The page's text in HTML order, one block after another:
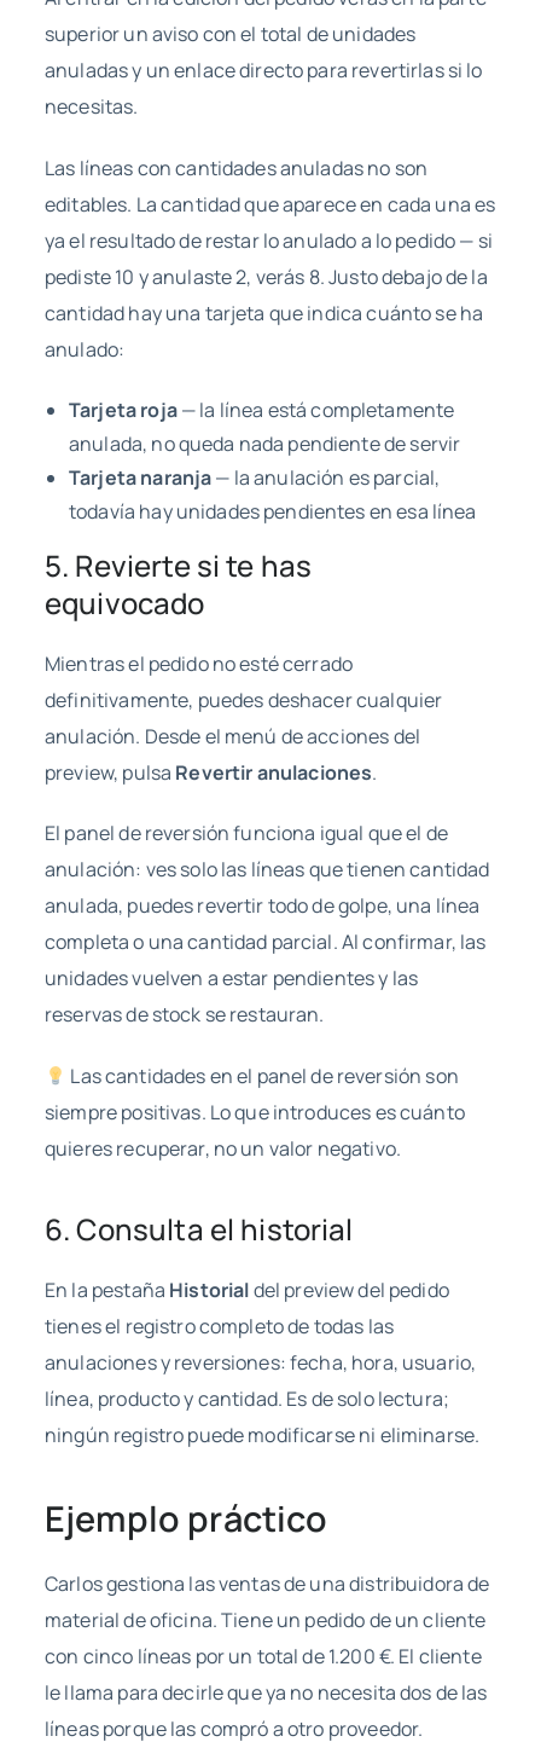
superior un aviso con el total de unidades
anuladas y un enlace directo para revertirlas si lo
necesitas.
Las líneas con cantidades anuladas no son
editables. La cantidad que aparece en cada una es
ya el resultado de restar lo anulado a lo pedido — si
pediste 10 y anulaste 2, verás 8. Justo debajo de la
cantidad hay una tarjeta que indica cuánto se ha
anulado:
Tarjeta roja— la línea está completamente
anulada, no queda nada pendiente de servir
Tarjeta naranja— la anulación es parcial,
todavía hay unidades pendientes en esa línea
5. Revierte si te has
equivocado
Mientras el pedido no esté cerrado
definitivamente, puedes deshacer cualquier
anulación. Desde el menú de acciones del
preview, pulsa Revertir anulaciones.
El panel de reversión funciona igual que el de
anulación: ves solo las líneas que tienen cantidad
anulada, puedes revertir todo de golpe, una línea
completa o una cantidad parcial. Al confirmar, las
unidades vuelven a estar pendientes y las
reservas de stock se restauran.
Las cantidades en el panel de reversión son
siempre positivas. Lo que introduces es cuánto
quieres recuperar, no un valor negativo.
6. Consulta el historial
En la pestaña Historialdel preview del pedido
tienes el registro completo de todas las
anulaciones y reversiones: fecha, hora, usuario,
línea, producto y cantidad. Es de solo lectura;
ningún registro puede modificarse ni eliminarse.
Ejemplo práctico
Carlos gestiona las ventas de una distribuidora de
material de oficina. Tiene un pedido de un cliente
con cinco líneas por un total de 1.200 €. El cliente
le llama para decirle que ya no necesita dos de las
líneas porque las compró a otro proveedor.